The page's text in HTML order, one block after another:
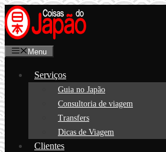
Pular
para
o
conteúdoMenu
Serviços
Guia no Japão
Consultoria de viagem
Transfers
Dicas de Viagem
Clientes